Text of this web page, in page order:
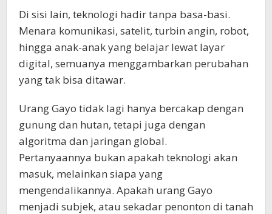
Di sisi lain, teknologi hadir tanpa basa-basi.
Menara komunikasi, satelit, turbin angin, robot,
hingga anak-anak yang belajar lewat layar
digital, semuanya menggambarkan perubahan
yang tak bisa ditawar.
Urang Gayo tidak lagi hanya bercakap dengan
gunung dan hutan, tetapi juga dengan
algoritma dan jaringan global.
Pertanyaannya bukan apakah teknologi akan
masuk, melainkan siapa yang
mengendalikannya. Apakah urang Gayo
menjadi subjek, atau sekadar penonton di tanah